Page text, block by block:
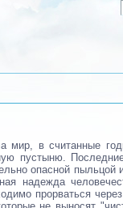
мир, в считанные
пустыню.
опасной
надежда
прорваться